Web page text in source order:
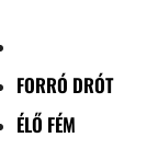
FORRÓ DRÓT
ÉLŐ FÉM